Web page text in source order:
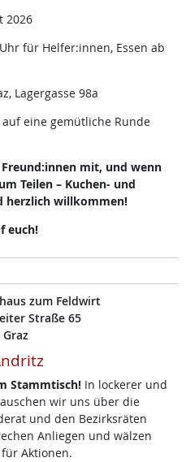
2026
für Helfer:innen, Essen ab
Lagergasse 98a
eine gemütliche Runde
mit, und wenn
Teilen – Kuchen- und
herzlich willkommen!
euch!
zum Feldwirt
Straße 65
Graz
Stammtisch!In lockerer und
wir uns über die
und den Bezirksräten
Anliegen und wälzen
Aktionen.